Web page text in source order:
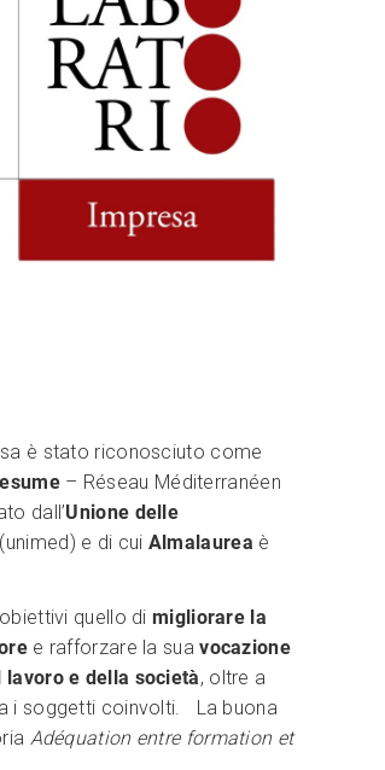
è stato riconosciuto come
– Réseau Méditerranéen
dall’Unione delle
(unimed) e di cui Almalaurea è
quello dimigliorare la
e rafforzare la suavocazione
e della società, oltre a
i soggetti coinvolti. La buona
Adéquation entre formation et